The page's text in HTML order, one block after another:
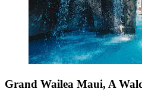
Grand Wailea Maui, A